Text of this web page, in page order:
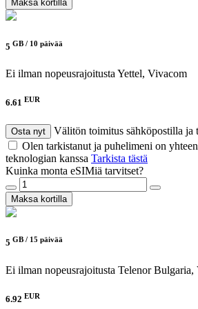
Maksa kortilla
5 GB / 10 päivää
Ei ilman nopeusrajoitusta Yettel, Vivacom
6.61 EUR
Osta nyt
Välitön toimitus sähköpostilla ja
Olen tarkistanut ja puhelimeni on
teknologian kanssa Tarkista tästä
Kuinka monta eSIMiä tarvitset?
Maksa kortilla
5 GB / 15 päivää
Ei ilman nopeusrajoitusta Telenor Bulgaria,
6.92 EUR